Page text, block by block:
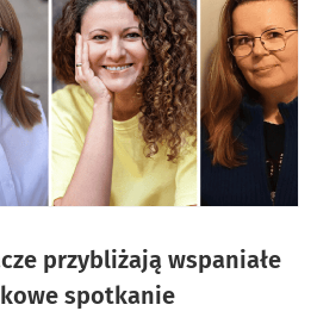
przybliżają wspaniałe
spotkanie